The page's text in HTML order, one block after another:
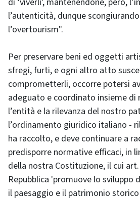
l’autenticità, dunque
l’overtourism".
Per preservare beni ed oggetti
sfregi, furti, e ogni altro atto
comprometterli, occorre potersi
adeguato e coordinato insieme di
l’entità e la rilevanza del nostro
l’ordinamento giuridico italiano -
ha raccolto, e deve continuare a
predisporre normative efficaci, in
della nostra Costituzione, il cui
Repubblica 'promuove lo sviluppo
il paesaggio e il patrimonio